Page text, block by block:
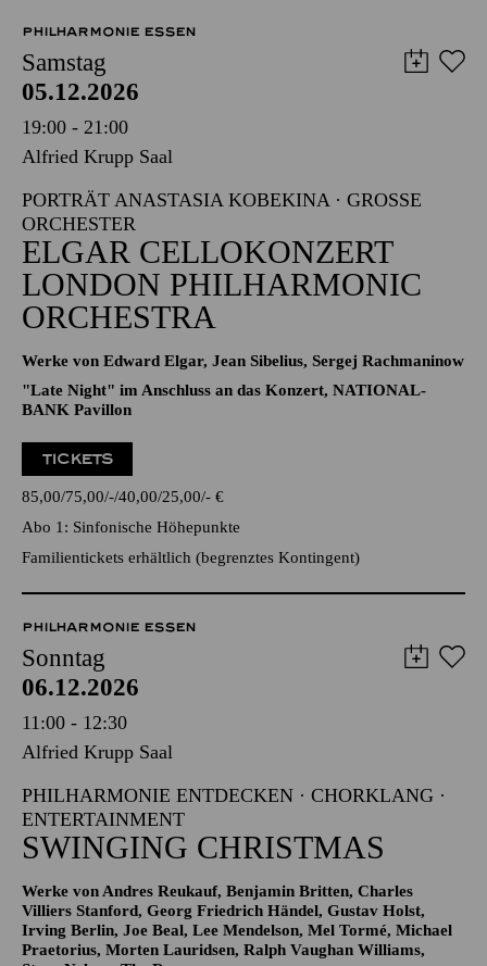
27,00 24,00 21,00 18,00
PHILHARMONIE ESSEN
Samstag
05.12.2026
19:00 - 21:00
Alfried Krupp Saal
PORTRÄT ANASTASIA KOBEKINA · GROSSE O
RCHESTER
ELGAR CELLOKONZERT
LONDON PHILHARMONIC
ORCHESTRA
"Late Night" im Anschluss an das Konzert, NATIONAL-
BANK Pavillon
TICKETS
85,00 75,00 - 40,00 25,00 -€
Abo 1: Sinfonische Höhepunkte
Familientickets erhältlich (begrenztes Kontingent)
PHILHARMONIE ESSEN
Sonntag
06.12.2026
11:00 - 12:30
Alfried Krupp Saal
PHILHARMONIE ENTDECKEN · CHORKLANG ·
ENTERTAINMENT
SWINGING CHRISTMAS
Werke von Andres Reukauf, Benjamin Britten, Charles